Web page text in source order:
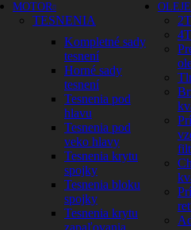
MOTOR
TESNENIA
Kompletné sady
tesnení
Horné sady
tesnení
Tesnenia pod
hlavu
Tesnenia pod
veko hlavy
Tesnenia krytu
spojky
Tesnenia bloku
spojky
Tesnenia krytu